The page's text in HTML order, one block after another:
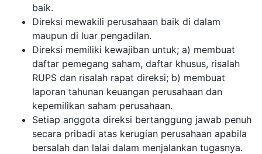
baik.
Direksi mewakili perusahaan baik di dalam
maupun di luar pengadilan.
Direksi memiliki kewajiban untuk; a) membuat
daftar pemegang saham, daftar khusus, risalah
RUPS dan risalah rapat direksi; b) membuat
laporan tahunan keuangan perusahaan dan
kepemilikan saham perusahaan.
Setiap anggota direksi bertanggung jawab penuh
secara pribadi atas kerugian perusahaan apabila
bersalah dan lalai dalam menjalankan tugasnya.